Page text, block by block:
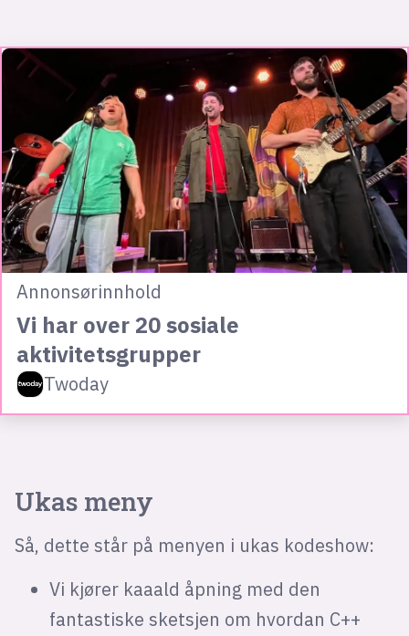
Annonsørinnhold
Vi har over 20 sosiale
aktivitetsgrupper
Twoday
Ukas meny
Så, dette står på menyen i ukas kodeshow:
Vi kjører kaaald åpning med den
fantastiske sketsjen om hvordan C++